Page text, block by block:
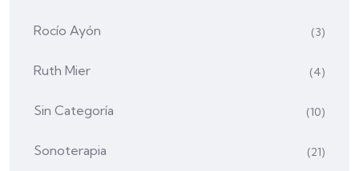
Rocío Ayón (3)
Ruth Mier (4)
Sin Categoría (10)
Sonoterapia (21)